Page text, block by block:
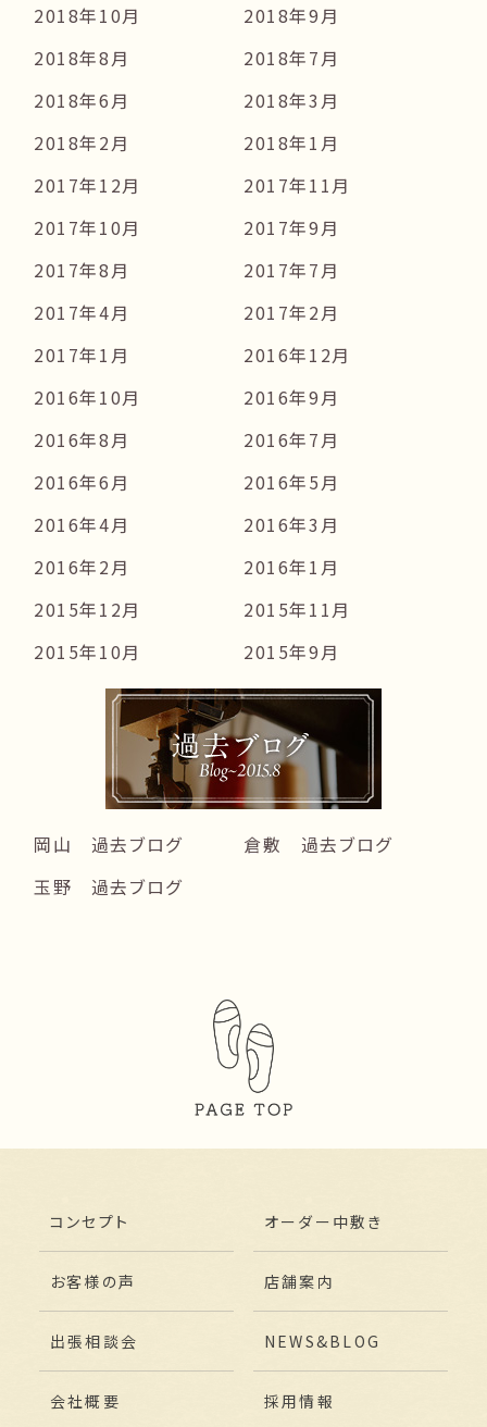
2018年10月
2018年9月
2018年8月
2018年7月
2018年6月
2018年3月
2018年2月
2018年1月
2017年12月
2017年11月
2017年10月
2017年9月
2017年8月
2017年7月
2017年4月
2017年2月
2017年1月
2016年12月
2016年10月
2016年9月
2016年8月
2016年7月
2016年6月
2016年5月
2016年4月
2016年3月
2016年2月
2016年1月
2015年12月
2015年11月
2015年10月
2015年9月
岡山 過去ブログ
倉敷 過去ブログ
玉野 過去ブログ
コンセプト オーダー中敷き
お客様の声 店舗案内
出張相談会 NEWS&BLOG
会社概要 採用情報